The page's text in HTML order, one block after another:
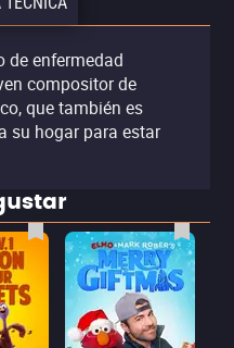
de enfermedad
compositor de
que también es
su hogar para estar